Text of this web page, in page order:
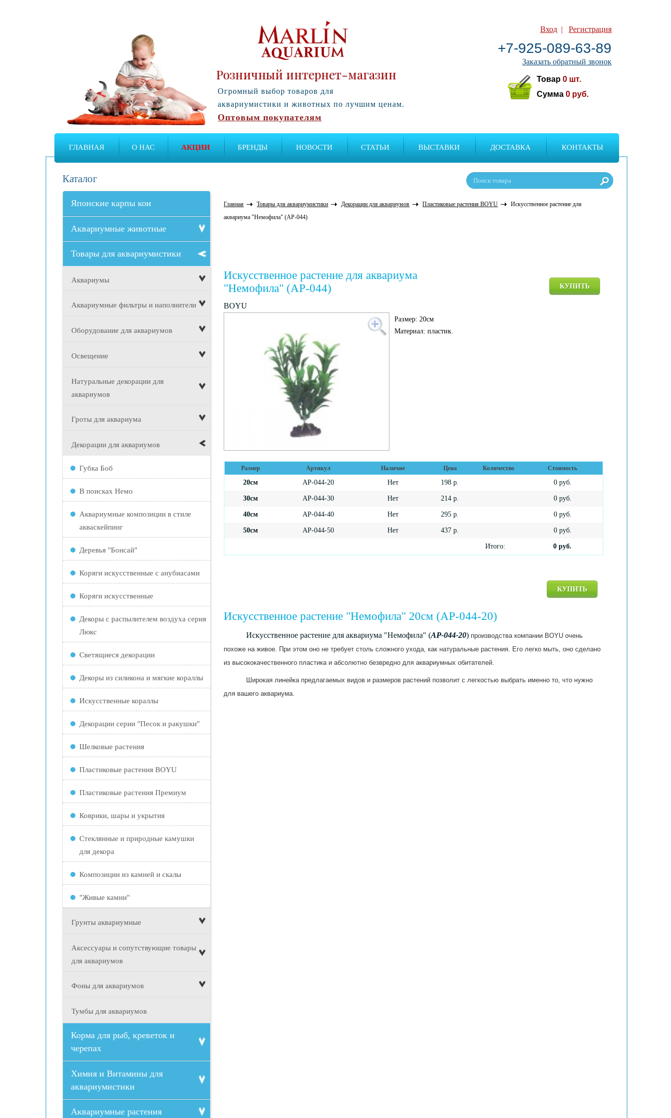
Вход |Регистрация
+7-925-089-63-89
Заказать обратный звонок
Товар0 шт.
Сумма0 руб.
Розничный интернет-магазин
Огромный выбор товаров для
аквариумистики и животных по лучшим ценам.
Оптовым покупателям
ГЛАВНАЯ О НАС АКЦИИ БРЕНДЫ НОВОСТИ СТАТЬИ ВЫСТАВКИ ДОСТАВКА КОНТАКТЫ
Каталог
Японские карпы кои
Аквариумные животные
Товары для аквариумистики
Аквариумы
Аквариумные фильтры и наполнители
Оборудование для аквариумов
Освещение
Натуральные декорации для
аквариумов
Гроты для аквариума
Декорации для аквариумов
Губка Боб
В поисках Немо
Аквариумные композиции в стиле
акваскейпинг
Деревья "Бонсай"
Коряги искусственные с анубиасами
Коряги искусственные
Декоры с распылителем воздуха серия
Люкс
Светящиеся декорации
Декоры из силикона и мягкие кораллы
Искусственные кораллы
Декорации серии "Песок и ракушки"
Шелковые растения
Пластиковые растения BOYU
Пластиковые растения Премиум
Коврики, шары и укрытия
Стеклянные и природные камушки
для декора
Композиции из камней и скалы
"Живые камни"
Грунты аквариумные
Аксессуары и сопутствующие товары
для аквариумов
Фоны для аквариумов
Тумбы для аквариумов
Корма для рыб, креветок и
черепах
Химия и Витамины для
аквариумистики
Аквариумные растения
Главная Товары для аквариумистики Декорации для аквариумов Пластиковые растения BOYU
Искусственное растение для
аквариума "Немофила" (AP-044)
Искусственное растение для аквариума
"Немофила" (AP-044)
BOYU
КУПИТЬ
Размер: 20см
Материал: пластик.
Размер Артикул Наличие Цена Количество Стоимость
20см AP-044-20 Нет 198 р. 0руб.
30см AP-044-30 Нет 214 р. 0руб.
40см AP-044-40 Нет 295 р. 0руб.
50см AP-044-50 Нет 437 р. 0руб.
Итого: 0 руб.
КУПИТЬ
Искусственное растение "Немофила" 20см (AP-044-20)
Искусственное растение для аквариума "Немофила" (AP-044-20) производства компании BOYU очень
похоже на живое. При этом оно не требует столь сложного ухода, как натуральные растения. Его легко мыть, оно сделано
из высококачественного пластика и абсолютно безвредно для аквариумных обитателей.
Широкая линейка предлагаемых видов и размеров растений позволит с легкостью выбрать именно то, что нужно
для вашего аквариума.